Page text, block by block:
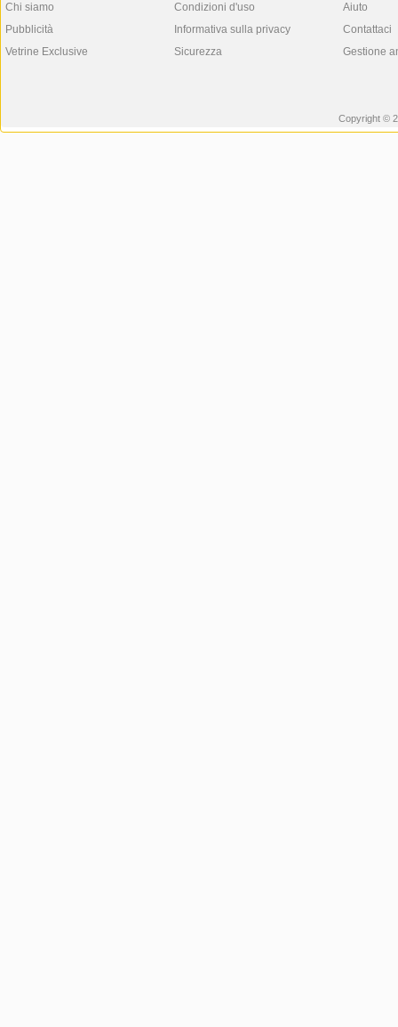
Chi siamo
Pubblicità
Vetrine Exclusive
Condizioni d'uso
Informativa sulla privacy
Sicurezza
Aiuto
Contattaci
Gestione
Copyright ©